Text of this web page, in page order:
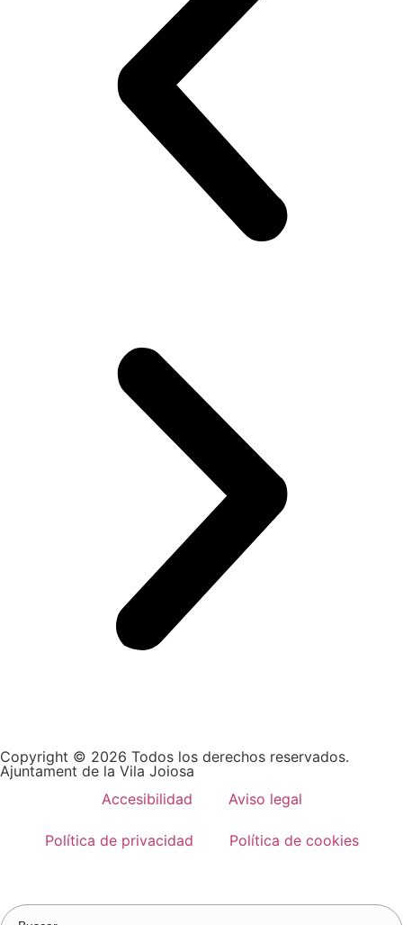
Copyright © 2026 Todos los derechos reservados.
Ajuntament de la Vila Joiosa
Accesibilidad
Aviso legal
Política de privacidad Política de cookies